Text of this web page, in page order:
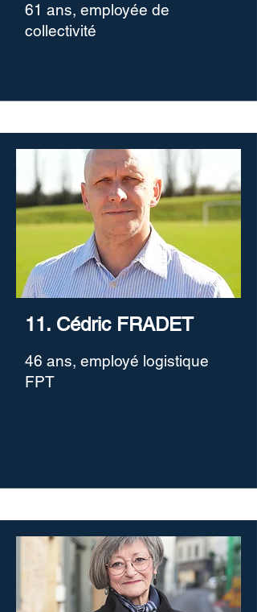
61 ans, employée de
collectivité
11. Cédric FRADET
46 ans, employé logistique
FPT